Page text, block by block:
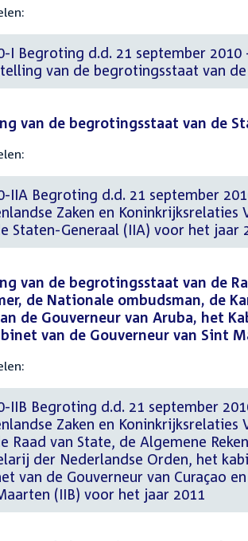
I Begroting d.d. 21 september 2010
van de begrotingsstaat van
van de begrotingsstaat van de
IIA Begroting d.d. 21 september
Zaken en
Staten-Generaal (IIA) voor het jaar
van de begrotingsstaat van de
de Nationale ombudsman, de
de Gouverneur van Aruba, het
van de Gouverneur van Sint
IIB Begroting d.d. 21 september
Zaken en
Raad van State, de Algemene
der Nederlandse Orden, het
van de Gouverneur van Curaçao
(IIB) voor het jaar 2011